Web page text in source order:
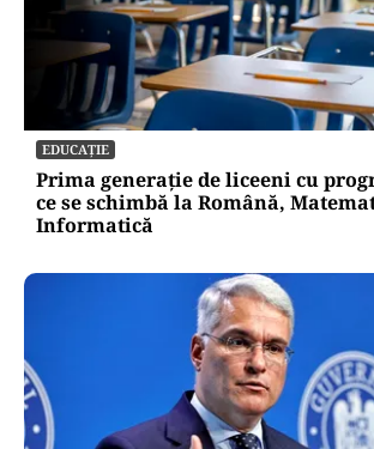
EDUCAȚIE
Prima generație de liceeni cu
ce se schimbă la Română,
Informatică